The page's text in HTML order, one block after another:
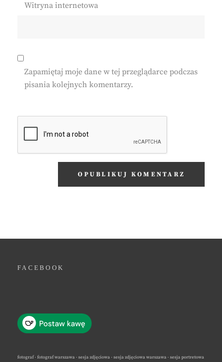
Witryna internetowa
Zapamiętaj moje dane w tej przeglądarce podczas
pisania kolejnych komentarzy.
FACEBOOK
fotograf · fotograf warszawa · sesja zdjęciowa · sesja zdjęciowa warszawa · sesja portretowa